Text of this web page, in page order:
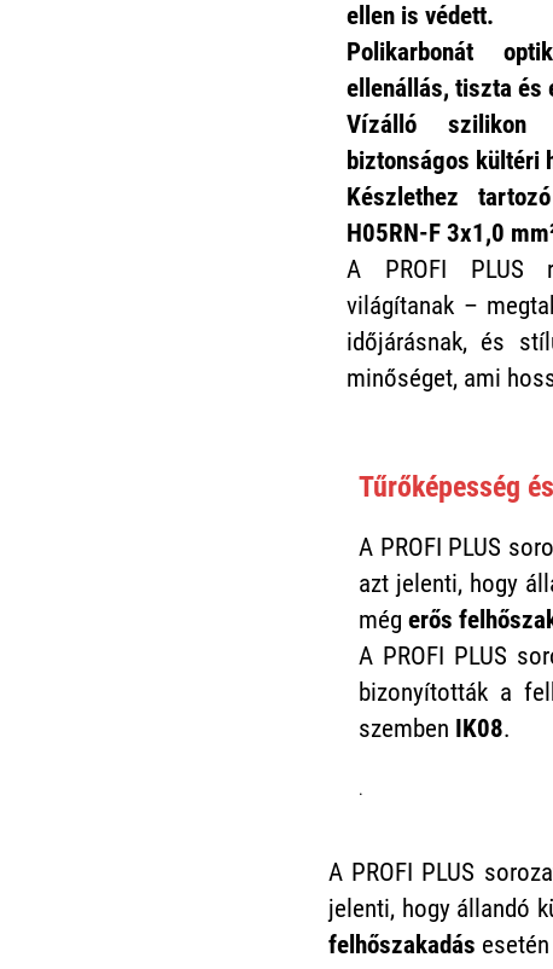
ellen is védett.
Polikarbonát
ellenállás, tiszta és
Vízálló
biztonságos kültéri
Készlethez
H05RN-F 3x1,0
A PROFI PLUS
világítanak –
időjárásnak, és
minőséget, ami
Tűrőképesség
A PROFI PLUS
azt jelenti, hogy
még erős
A PROFI PLUS
bizonyították a
szemben IK08.
.
A PROFI PLUS
jelenti, hogy állandó
felhőszakadás